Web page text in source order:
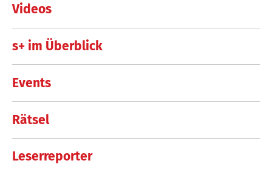
Videos
s+ im Überblick
Events
Rätsel
Leserreporter